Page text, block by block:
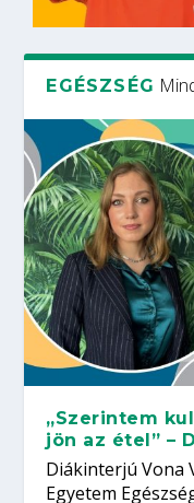
EGÉSZSÉG
„Szerintem
jön az étel” –
Diákinterjú Vona
Egyetem